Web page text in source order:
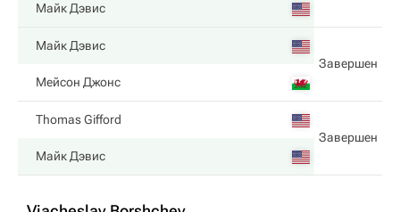
Майк Дэвис
Майк Дэвис
Завершен
Мейсон Джонс
Thomas Gifford
Завершен
Майк Дэвис